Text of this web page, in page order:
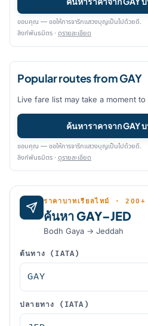
ขอบคุณ — ขอให้การจาริกแสวงบุญเป็นไปด้วยดี.
ลิงก์พันธมิตร · ดูรายละเอียด
Popular routes from GAY
Live fare list may take a moment
ค้นหาราคาจาก GAY
ขอบคุณ — ขอให้การจาริกแสวงบุญเป็นไปด้วยดี.
ลิงก์พันธมิตร · ดูรายละเอียด
ราคาบาทเรียลไทม์ ·
ค้นหา GAY–JED
Bodh Gaya → Jeddah
ต้นทาง (IATA)
ปลายทาง (IATA)